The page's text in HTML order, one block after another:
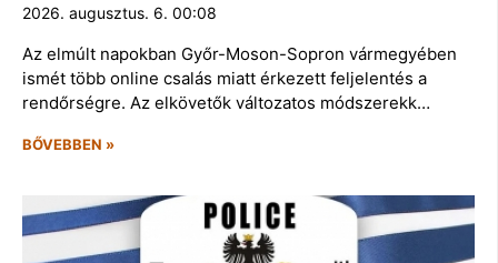
2026. augusztus. 6. 00:08
Az elmúlt napokban Győr-Moson-Sopron vármegyében
ismét több online csalás miatt érkezett feljelentés a
rendőrségre. Az elkövetők változatos módszerekk…
BŐVEBBEN »